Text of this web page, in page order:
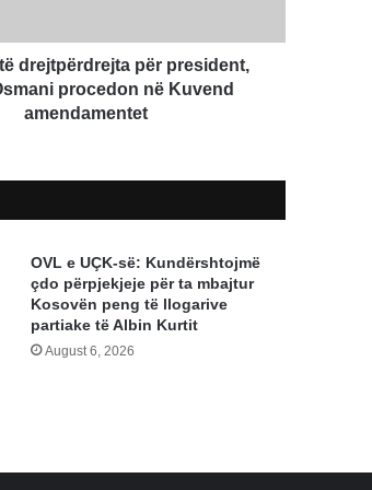
drejtpërdrejta për president,
procedon në Kuvend
amendamentet
OVL e UÇK-së: Kundërshtojmë
çdo përpjekjeje për ta mbajtur
Kosovën peng të llogarive
partiake të Albin Kurtit
August 6, 2026